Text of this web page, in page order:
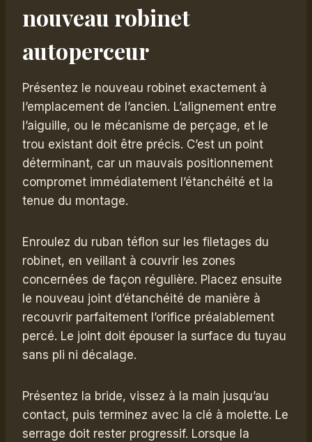
nouveau robinet
autoperceur
Présentez le nouveau robinet exactement à
l’emplacement de l’ancien. L’alignement entre
l’aiguille, ou le mécanisme de perçage, et le
trou existant doit être précis. C’est un point
déterminant, car un mauvais positionnement
compromet immédiatement l’étanchéité et la
tenue du montage.
Enroulez du ruban téflon sur les filetages du
robinet, en veillant à couvrir les zones
concernées de façon régulière. Placez ensuite
le nouveau joint d’étanchéité de manière à
recouvrir parfaitement l’orifice préalablement
percé. Le joint doit épouser la surface du tuyau
sans pli ni décalage.
Présentez la bride, vissez à la main jusqu’au
contact, puis terminez avec la clé à molette. Le
serrage doit rester progressif. Lorsque la